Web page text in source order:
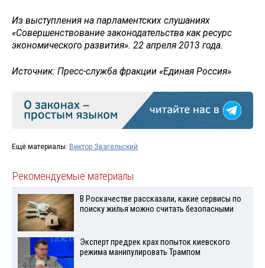
Из выступления на парламентских слушаниях
«Совершенствование законодательства как ресурс
экономического развития». 22 апреля 2013 года.
Источник: Пресс-служба фракции «Единая Россия»
Ещё материалы: Виктор Звагельский
Рекомендуемые материалы
В Роскачестве рассказали, какие сервисы по
поиску жилья можно считать безопасными
Эксперт предрек крах попыток киевского
режима манипулировать Трампом